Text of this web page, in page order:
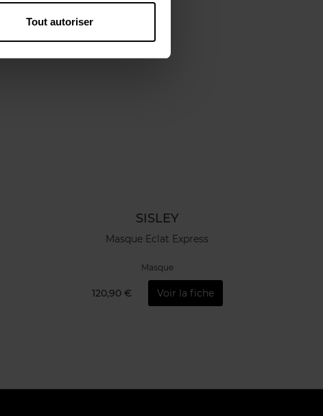
Tout autoriser
SISLEY
Masque Eclat Express
Masque
120,90 € Voir la fiche